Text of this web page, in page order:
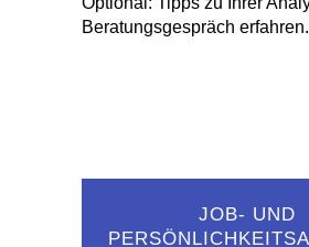
Beratungsgespräch erfahren.
JOB- UND